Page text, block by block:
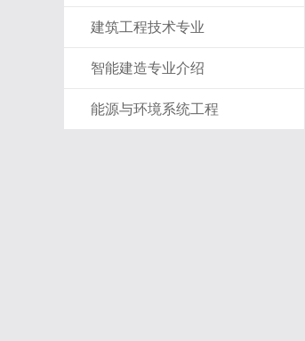
建筑工程技术专业
智能建造专业介绍
能源与环境系统工程